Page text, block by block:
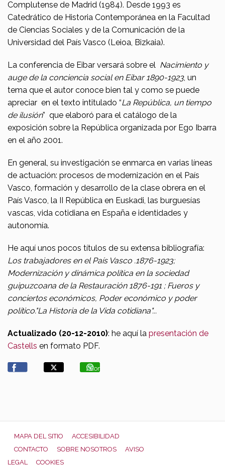
Complutense de Madrid (1984). Desde 1993 es
Catedrático de Historia Contemporánea en la Facultad
de Ciencias Sociales y de la Comunicación de la
Universidad del País Vasco (Leioa, Bizkaia).
La conferencia de Eibar versará sobre el Nacimiento y
auge de la conciencia social en Eibar 1890-1923, un
tema que el autor conoce bien tal y como se puede
apreciar en el texto intitulado “La República, un tiempo
de ilusión” que elaboró para el catálogo de la
exposición sobre la República organizada por Ego Ibarra
en el año 2001.
En general, su investigación se enmarca en varias líneas
de actuación: procesos de modernización en el País
Vasco, formación y desarrollo de la clase obrera en el
País Vasco, la II República en Euskadi, las burguesías
vascas, vida cotidiana en España e identidades y
autonomía.
He aquí unos pocos títulos de su extensa bibliografía:
Los trabajadores en el País Vasco .1876-1923;
Modernización y dinámica política en la sociedad
guipuzcoana de la Restauración 1876-191 ; Fueros y
conciertos económicos, Poder económico y poder
político."La Historia de la Vida cotidiana"...
Actualizado (20-12-2010): he aquí la presentación de
Castells en formato PDF.
Compartir
MAPA DEL SITIO
ACCESIBILIDAD
CONTACTO
SOBRE NOSOTROS
AVISO
LEGAL
COOKIES